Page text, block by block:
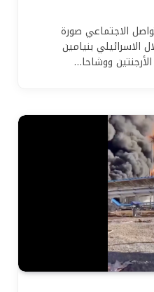
الاجتماعي صورة
الاسرائيلي بنيامين
ووشاحا…